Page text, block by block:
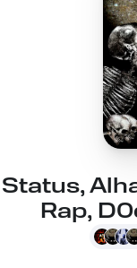
Status,
Rap,